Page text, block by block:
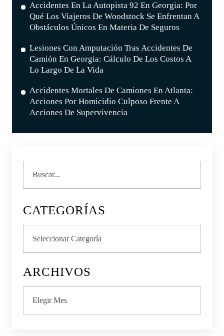
Accidentes En La Autopista 92 En Georgia: Por
Qué Los Viajeros De Woodstock Se Enfrentan A
Obstáculos Únicos En Materia De Seguros
Lesiones Con Amputación Tras Accidentes De
Camión En Georgia: Cálculo De Los Costos A
Lo Largo De La Vida
Accidentes Mortales De Camiones En Atlanta:
Acciones Por Homicidio Culposo Frente A
Acciones De Supervivencia
CATEGORÍAS
ARCHIVOS